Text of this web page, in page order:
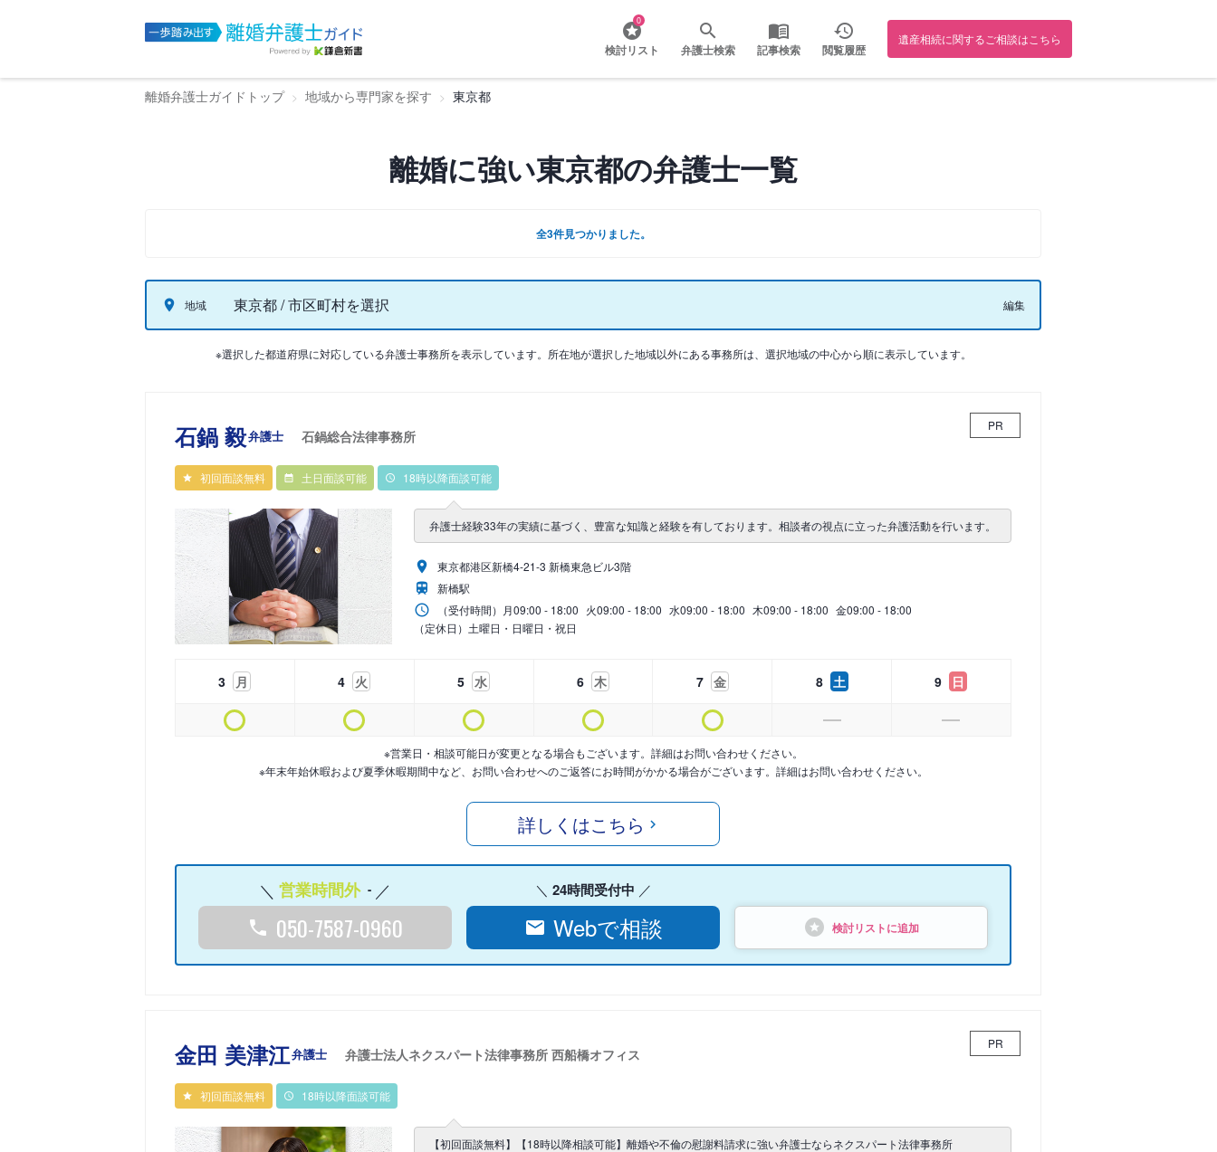
0
検討リスト 弁護士検索 記事検索 閲覧履歴
遺産相続に関するご相談はこちら
離婚弁護士ガイドトップ 地域から専門家を探す 東京都
離婚に強い東京都の弁護士一覧
全3件見つかりました。
地域 東京都 / 市区町村を選択 編集
※選択した都道府県に対応している弁護士事務所を表示しています。所在地が選択した地域以外にある事務所は、選択地域の中心から順に表示しています。
石鍋 毅弁護士 石鍋総合法律事務所
PR
初回面談無料 土日面談可能 18時以降面談可能
弁護士経験33年の実績に基づく、豊富な知識と経験を有しております。相談者の視点に立った弁護活動を行います。
東京都港区新橋4-21-3 新橋東急ビル3階
新橋駅
（受付時間） 月09:00 - 18:00 火09:00 - 18:00 水09:00 - 18:00 木09:00 - 18:00 金09:00 - 18:00
（定休日）土曜日・日曜日・祝日
3 月 4 火 5 水 6 木 7 金 8 土 9 日
※営業日・相談可能日が変更となる場合もございます。詳細はお問い合わせください。
※年末年始休暇および夏季休暇期間中など、お問い合わせへのご返答にお時間がかかる場合がございます。詳細はお問い合わせください。
詳しくはこちら
営業時間外 -
050-7587-0960
24時間受付中
Webで相談 検討リストに追加
金田 美津江弁護士 弁護士法人ネクスパート法律事務所 西船橋オフィス
PR
初回面談無料 18時以降面談可能
【初回面談無料】【18時以降相談可能】離婚や不倫の慰謝料請求に強い弁護士ならネクスパート法律事務所